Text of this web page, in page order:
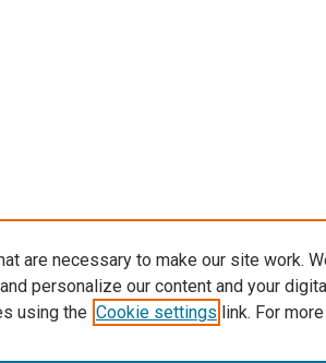
are necessary to make our site work.
personalize our content and your
using the Cookie settings link. For